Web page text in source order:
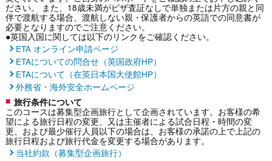
ださい。 また、18歳未満がビザ査証なしで単独または片方の親と同
伴で渡航する場合、渡航しない親・保護者からの英語での同意書が
必要となりますのでご注意ください。
●英国入国に関しては以下のリンクをご確認ください。
ETA オンライン申請ページ
ETAについての問合せ（英国政府HP）
ETAについて（在英日本国大使館HP）
外務省・海外安全ホームページ
旅行条件について
このコースは募集型企画旅行として企画されています。お客様の希
望による旅行日程の変更、又は主催者による試合日程・時間の変
更、および最少催行人員以下の場合は、お客様の承諾の上で上記の
旅行日程および旅行代金を変更する場合があります。
当社約款（募集型企画旅行）